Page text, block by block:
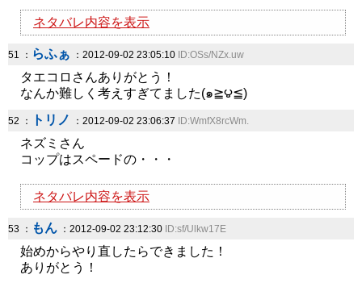
ネタバレ内容を表示
51 ： らふぁ ：2012-09-02 23:05:10 ID:OSs/NZx.uw
タエコロさんありがとう！
なんか難しく考えすぎてました(๑≧౪≦)
52 ： トリノ ：2012-09-02 23:06:37 ID:WmfX8rcWm.
ネズミさん
コップはスペードの・・・
ネタバレ内容を表示
53 ： もん ：2012-09-02 23:12:30 ID:sf/Ulkw17E
始めからやり直したらできました！
ありがとう！